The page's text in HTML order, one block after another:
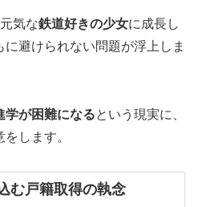
気な鉄道好きの少女に成長し
避けられない問題が浮上しま
学が困難になるという現実に、
します。
む戸籍取得の執念